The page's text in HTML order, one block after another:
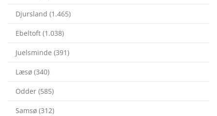
Djursland (1.465)
Ebeltoft (1.038)
Juelsminde (391)
Læsø (340)
Odder (585)
Samsø (312)